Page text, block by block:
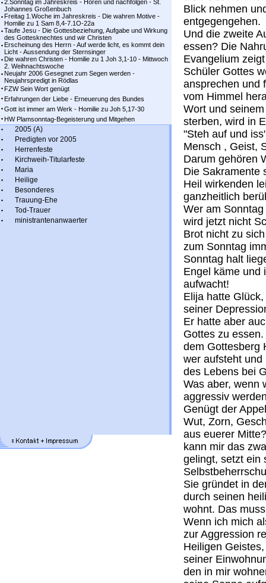
2.Sonntag im Jahreskreis - Hören und nachfolgen - St.
Johannes Großenbuch
Freitag 1.Woche im Jahreskreis - Die wahren Motive -
Homilie zu 1 Sam 8,4-7.1O-22a
Taufe Jesu - Die Gottesbeziehung, Aufgabe und Wirkung
des Gottesknechtes und wir Christen
Erscheinung des Herrn - Auf werde licht, es kommt dein
Licht - Aussendung der Sternsinger
Die wahren Christen - Homilie zu 1 Joh 3,1-10 - Mittwoch
2. Weihnachtswoche
Neujahr 2006 Gesegnet zum Segen werden -
Neujahrspredigt in Rödlas
FZW Sein Wort genügt
Erfahrungen der Liebe - Erneuerung des Bundes
Gott ist immer am Werk - Homilie zu Joh 5,17-30
HW Plamsonntag-Begeisterung und Mitgehen
2005 (A)
Predigten vor 2005
Herrenfeste
Kirchweih-Titularfeste
Maria
Heilige
Besonderes
Trauung-Ehe
Tod-Trauer
ministrantenanwaerter
Blick nehmen
entgegengehen.
Und die zweite
essen? Die
Evangelium
Schüler Gottes
ansprechen und
vom Himmel
Wort und
sterben, wird in
"Steh auf und
Mensch , Geist,
Darum gehören
Die Sakramente
Heil wirkenden
ganzheitlich
Wer am
wird jetzt nicht
Brot nicht zu
zum Sonntag
Sonntag halt
Engel käme und
aufwacht!
Elija hatte
seiner
Er hatte aber
Gottes zu
dem Gottesberg
wer aufsteht
des Lebens
Was aber, wenn
aggressiv
Genügt der
Wut, Zorn,
aus euerer
kann mir das
gelingt, setzt ein
Sie gründet in
durch seinen
wohnt. Das
Wenn ich mich
zur Aggression
Heiligen
seiner
den in mir